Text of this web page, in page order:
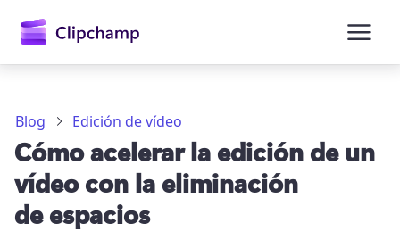
principal
Blog Edición de vídeo
Cómo acelerar la edición de un
vídeo con la eliminación
de espacios